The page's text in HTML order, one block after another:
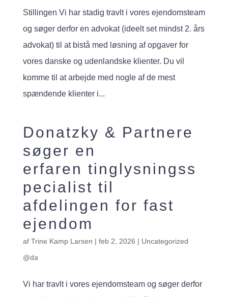
Stillingen Vi har stadig travlt i vores ejendomsteam
og søger derfor en advokat (ideelt set mindst 2. års
advokat) til at bistå med løsning af opgaver for
vores danske og udenlandske klienter. Du vil
komme til at arbejde med nogle af de mest
spændende klienter i...
Donatzky & Partnere
søger en
erfaren tinglysningss
pecialist til
afdelingen for fast
ejendom
af Trine Kamp Larsen | feb 2, 2026 | Uncategorized
@da
Vi har travlt i vores ejendomsteam og søger derfor